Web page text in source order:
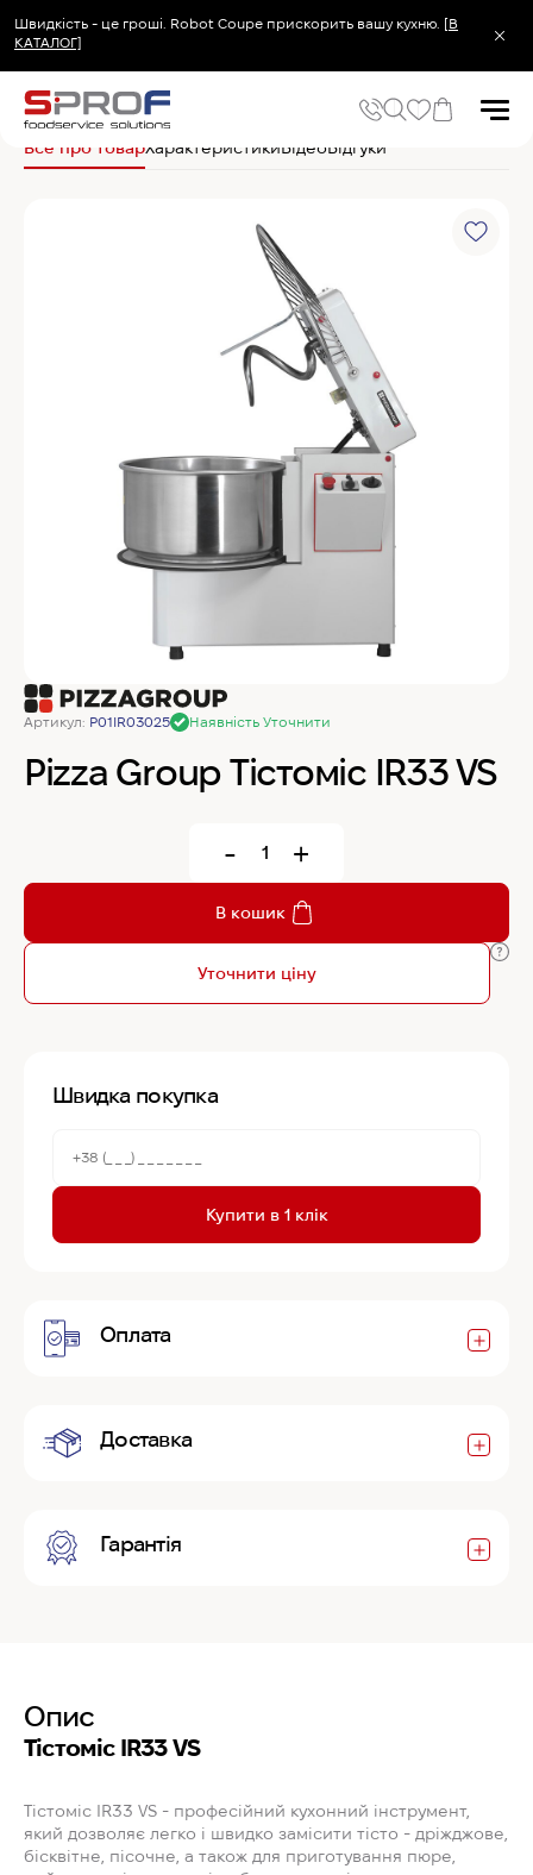
Швидкість - це гроші. Robot Coupe прискорить вашу кухню. [В
КАТАЛОГ]
Печі та пароконвектомати
Холодильне та Морозильне обладнання
Хімія для пароконвектоматів
Популярні товари
MyChef Пароконвекційна піч Cook Master 6
GN 1/1
IRINOX Холодильна шафа N*ICE
Rational Пароконвекційна піч газова iCombi
Головна Електромеханічне обладнання Тістомісильні машини(тістоміси)
Все про товарХарактеристикиВідеоВідгуки
Артикул: P01IR03025 Наявність Уточнити
Pizza Group Тістоміс IR33 VS
- +
В кошик
Уточнити ціну
Швидка покупка
Купити в 1 клік
Оплата
Доставка
Гарантія
Опис
Тістоміс IR33 VS
Тістоміс IR33 VS - професійний кухонний інструмент,
який дозволяє легко і швидко замісити тісто - дріжджове,
бісквітне, пісочне, а також для приготування пюре,